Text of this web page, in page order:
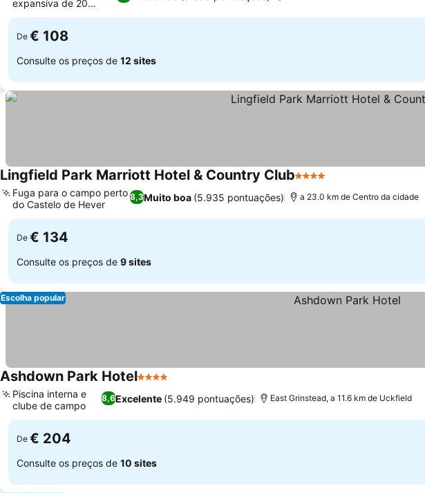
expansiva de 20
metros
De € 108
Consulte os preços de 12 sites
Lingfield Park Marriott Hotel & Country Club4 Estrelas
8,3Muito boa (5.935 pontuações)
Fuga para o campo perto
do Castelo de Hever
a 23.0 km de Centro da cidade
De € 134
Consulte os preços de 9 sites
Escolha popular
Ashdown Park Hotel4 Estrelas
8,6Excelente (5.949 pontuações)
Piscina interna e
clube de campo
East Grinstead, a 11.6 km de Uckfield
De € 204
Consulte os preços de 10 sites